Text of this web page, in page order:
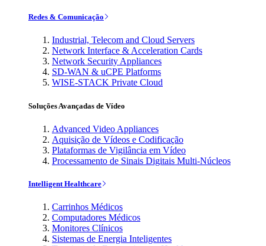
Redes & Comunicação
Industrial, Telecom and Cloud Servers
Network Interface & Acceleration Cards
Network Security Appliances
SD-WAN & uCPE Platforms
WISE-STACK Private Cloud
Soluções Avançadas de Vídeo
Advanced Video Appliances
Aquisição de Vídeos e Codificação
Plataformas de Vigilância em Vídeo
Processamento de Sinais Digitais Multi-Núcleos
Intelligent Healthcare
Carrinhos Médicos
Computadores Médicos
Monitores Clínicos
Sistemas de Energia Inteligentes